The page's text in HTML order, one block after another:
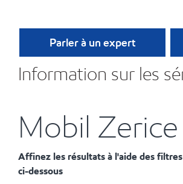
Parler à un expert
Information sur les
Mobil
Affinez les résultats à l'aide des filtres
ci-dessous